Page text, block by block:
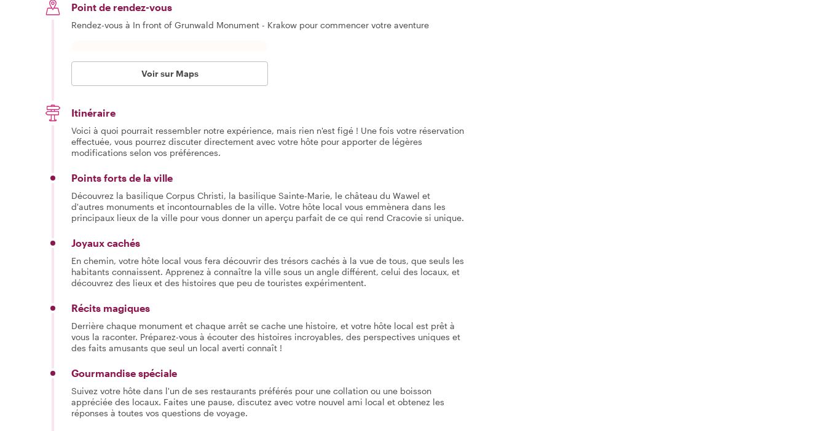
Point de rendez-vous
Rendez-vous à In front of Grunwald Monument - Krakow pour commencer votre aventure
Voir sur Maps
Itinéraire
Voici à quoi pourrait ressembler notre expérience, mais rien n'est figé ! Une fois votre réservation
effectuée, vous pourrez discuter directement avec votre hôte pour apporter de légères
modifications selon vos préférences.
Points forts de la ville
Découvrez la basilique Corpus Christi, la basilique Sainte-Marie, le château du Wawel et
d'autres monuments et incontournables de la ville. Votre hôte local vous emmènera dans les
principaux lieux de la ville pour vous donner un aperçu parfait de ce qui rend Cracovie si unique.
Joyaux cachés
En chemin, votre hôte local vous fera découvrir des trésors cachés à la vue de tous, que seuls les
habitants connaissent. Apprenez à connaître la ville sous un angle différent, celui des locaux, et
découvrez des lieux et des histoires que peu de touristes expérimentent.
Récits magiques
Derrière chaque monument et chaque arrêt se cache une histoire, et votre hôte local est prêt à
vous la raconter. Préparez-vous à écouter des histoires incroyables, des perspectives uniques et
des faits amusants que seul un local averti connaît !
Gourmandise spéciale
Suivez votre hôte dans l'un de ses restaurants préférés pour une collation ou une boisson
appréciée des locaux. Faites une pause, discutez avec votre nouvel ami local et obtenez les
réponses à toutes vos questions de voyage.